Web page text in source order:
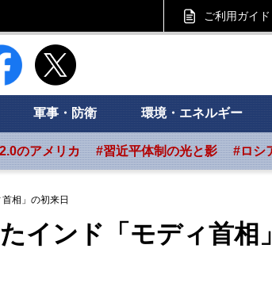
ご利用ガイド
Foresight フォーサイト
軍事・防衛 環境・エネルギー
のアメリカ #習近平体制の光と影 #ロシ
相」の初来日
インド「モディ首相